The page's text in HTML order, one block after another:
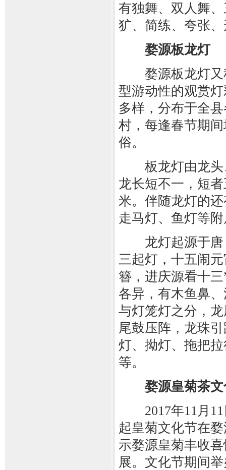
有独舞、双人舞
犷、简练、夸张
婺源板龙灯
婺源板龙灯又
型游动性的观赏
多样，分布于全
村，每逢春节期
俗。
板龙灯由龙头
龙长短不一，短
米。伴随龙灯的
走马灯、鱼灯等
龙灯起源于唐
三起灯，十五闹
簪，进庆源看十
各异，有木鱼鼻
与灯笼灯之分，
尾鼓压阵，龙珠
灯、拗灯、拖把
等。
婺源皇菊茶
2017年11月11
起皇菊文化节在
示婺源皇菊丰收
展。文化节期间